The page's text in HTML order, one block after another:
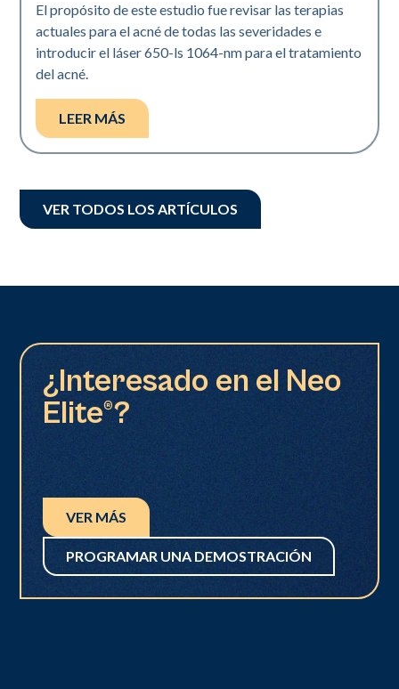
El propósito de este estudio fue revisar las terapias
actuales para el acné de todas las severidades e
introducir el láser 650-ls 1064-nm para el tratamiento
del acné.
LEER MÁS
VER TODOS LOS ARTÍCULOS
¿Interesado en el Neo
Elite®?
VER MÁS
PROGRAMAR UNA DEMOSTRACIÓN